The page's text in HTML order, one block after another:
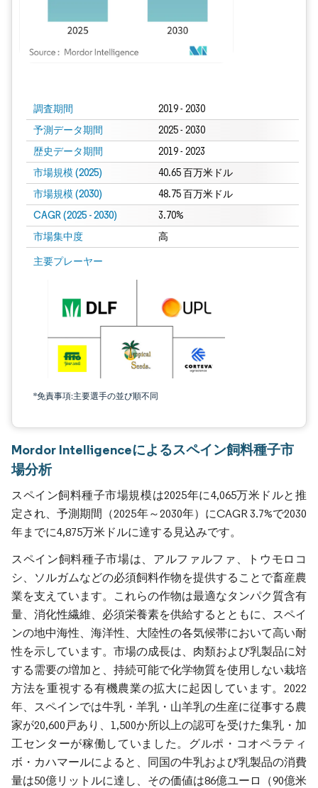
調査期間 2019 - 2030
予測データ期間 2025 - 2030
歴史データ期間 2019 - 2023
市場規模 (2025) 40.65 百万米ドル
市場規模 (2030) 48.75 百万米ドル
CAGR (2025 - 2030) 3.70%
市場集中度 高
主要プレーヤー
*免責事項:主要選手の並び順不同
Mordor Intelligenceによるスペイン飼料種子市
場分析
スペイン飼料種子市場規模は2025年に4,065万米ドルと推
定され、予測期間（2025年～2030年）にCAGR 3.7%で2030
年までに4,875万米ドルに達する見込みです。
スペイン飼料種子市場は、アルファルファ、トウモロコ
シ、ソルガムなどの必須飼料作物を提供することで畜産農
業を支えています。これらの作物は最適なタンパク質含有
量、消化性繊維、必須栄養素を供給するとともに、スペイ
ンの地中海性、海洋性、大陸性の各気候帯において高い耐
性を示しています。市場の成長は、肉類および乳製品に対
する需要の増加と、持続可能で化学物質を使用しない栽培
方法を重視する有機農業の拡大に起因しています。2022
年、スペインでは牛乳・羊乳・山羊乳の生産に従事する農
家が20,600戸あり、1,500か所以上の認可を受けた集乳・加
工センターが稼働していました。グルポ・コオペラティ
ボ・カハマールによると、同国の牛乳および乳製品の消費
量は50億リットルに達し、その価値は86億ユーロ（90億米